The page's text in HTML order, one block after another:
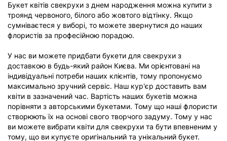
Букет квітів свекрухи з днем ​​народження можна купити з
троянд червоного, білого або жовтого відтінку. Якщо
сумніваєтеся у виборі, то можете звернутися до наших
флористів за професійною порадою.
У нас ви можете придбати букети для свекрухи з
доставкою в будь-який район Києва. Ми орієнтовані на
індивідуальні потреби наших клієнтів, тому пропонуємо
максимально зручний сервіс. Наш кур'єр доставить вам
квіти в зазначений час. Вартість наших букетів можна
порівняти з авторськими букетами. Тому що наші флористи
створюють їх на основі свого творчого задуму. Тому у нас
ви можете вибрати квіти для свекрухи та бути впевненим у
тому, що ви купуєте оригінальний та унікальний букет.